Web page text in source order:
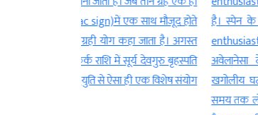
है। स्पेन के बुर्गोस प्रांत में (astronomy
enthusiasts०)स्थित छोटे से गांव
अवेलानेसा दे मुन्यो में एक ऐसी दुर्लभ
खगोलीय घटना देखने को मिलेगी जो लंबे
समय तक लोगों की यादों में बनी रह सकती